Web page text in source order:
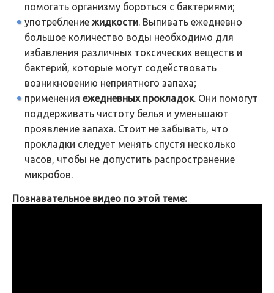
помогать организму бороться с бактериями;
употребление жидкости. Выпивать ежедневно
большое количество воды необходимо для
избавления различных токсических веществ и
бактерий, которые могут содействовать
возникновению неприятного запаха;
применения ежедневных прокладок. Они помогут
поддерживать чистоту белья и уменьшают
проявление запаха. Стоит не забывать, что
прокладки следует менять спустя несколько
часов, чтобы не допустить распространение
микробов.
Познавательное видео по этой теме: